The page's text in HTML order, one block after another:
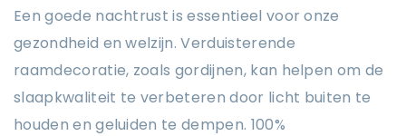
Een goede nachtrust is essentieel voor onze
gezondheid en welzijn. Verduisterende
raamdecoratie, zoals gordijnen, kan helpen om de
slaapkwaliteit te verbeteren door licht buiten te
houden en geluiden te dempen. 100%